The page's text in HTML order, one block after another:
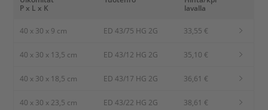
P x L x K
lavalla
40 x 30 x 9 cm ED 43/75 HG 2G 33,55 €
40 x 30 x 13,5 cm ED 43/12 HG 2G 35,10 €
40 x 30 x 18,5 cm ED 43/17 HG 2G 36,61 €
40 x 30 x 23,5 cm ED 43/22 HG 2G 38,61 €